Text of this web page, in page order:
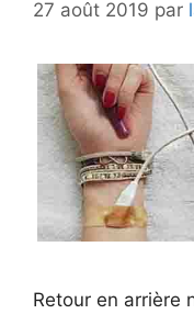
27 août 2019 par
Retour en arrière